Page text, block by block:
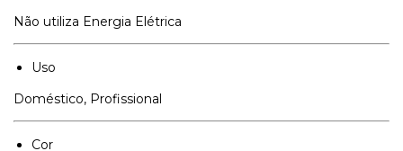
Não utiliza Energia Elétrica
Uso
Doméstico, Profissional
Cor